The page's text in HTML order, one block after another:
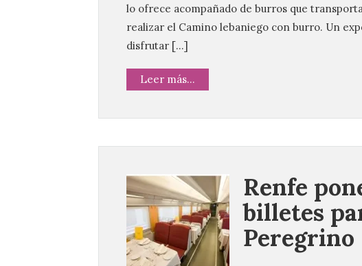
lo ofrece acompañado de burros que
realizar el Camino lebaniego con burro. Un
disfrutar […]
Leer más...
Renfe
billetes
Peregrino